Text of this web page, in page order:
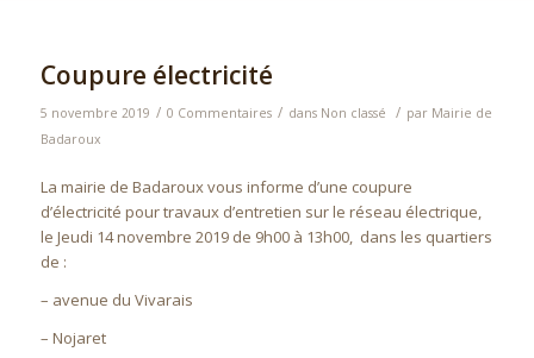
Coupure électricité
5 novembre 2019 / 0 Commentaires / dans Non classé / par Mairie de
Badaroux
La mairie de Badaroux vous informe d’une coupure
d’électricité pour travaux d’entretien sur le réseau électrique,
le Jeudi 14 novembre 2019 de 9h00 à 13h00, dans les quartiers
de :
– avenue du Vivarais
– Nojaret